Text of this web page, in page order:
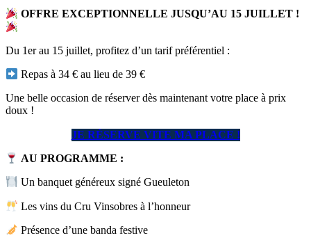
OFFRE EXCEPTIONNELLE JUSQU’AU 15 JUILLET !
Du 1er au 15 juillet, profitez d’un tarif préférentiel :
Repas à 34 € au lieu de 39 €
Une belle occasion de réserver dès maintenant votre place à prix
doux !
JE RÉSERVE VITE MA PLACE !
AU PROGRAMME :
Un banquet généreux signé Gueuleton
Les vins du Cru Vinsobres à l’honneur
Présence d’une banda festive